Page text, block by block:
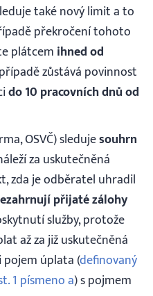
také nový limit a to
překročení tohoto
plátcem ihned od
zůstává povinnost
do 10 pracovních dnů od
OSVČ) sledujesouhrn
za uskutečněná
zda je odběratel uhradil
přijaté zálohy
služby, protože
až za již uskutečněná
pojem úplata (definovaný
1 písmeno a) s pojmem